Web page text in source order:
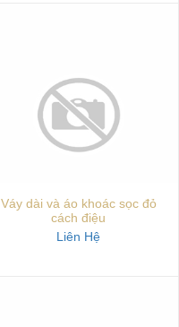
Váy dài và áo khoác sọc đỏ
cách điệu
Liên Hệ